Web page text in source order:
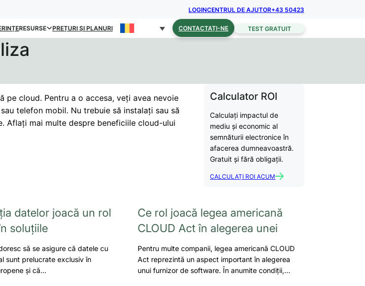
LOGINCENTRUL DE AJUTOR+43 50423
RESURSE PREȚURI ȘI PLANURI CONTACTAȚI-NE TEST GRATUIT
pe cloud. Pentru a o accesa, veți avea nevoie
telefon mobil. Nu trebuie să instalați sau să
Aflați mai multe despre beneficiile cloud-ului
Calculator ROI
Calculați impactul de
mediu și economic al
semnăturii electronice în
afacerea dumneavoastră.
Gratuit și fără obligații.
CALCULAȚI ROI ACUM
datelor joacă un rol
soluțiile
să se asigure că datele cu
sunt prelucrate exclusiv în
și că…
Ce rol joacă legea americană
CLOUD Act în alegerea unei
Pentru multe companii, legea americană CLOUD
Act reprezintă un aspect important în alegerea
unui furnizor de software. În anumite condiții,…